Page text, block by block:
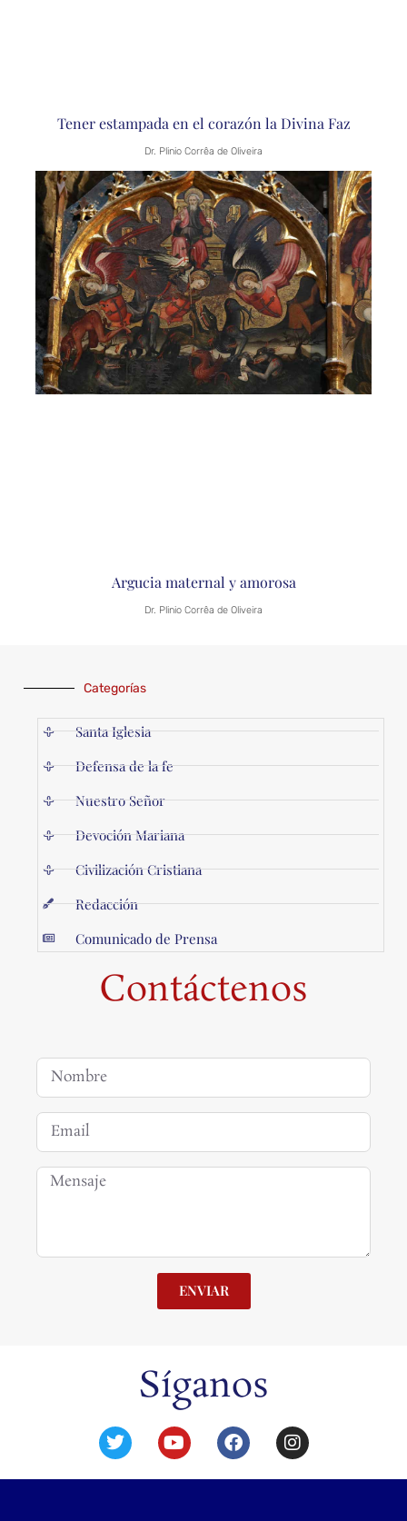
Tener estampada en el corazón la Divina Faz
Dr. Plinio Corrêa de Oliveira
Argucia maternal y amorosa
Dr. Plinio Corrêa de Oliveira
Categorías
Santa Iglesia
Defensa de la fe
Nuestro Señor
Devoción Mariana
Civilización Cristiana
Redacción
Comunicado de Prensa
Contáctenos
ENVIAR
Síganos